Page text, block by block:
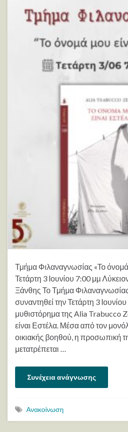
Τμήμα Φιλαναγνωσίας «Το όνομά
Τετάρτη 3 Ιουνίου 7:00 μμ
Ξάνθης Το Τμήμα
συναντηθεί την Τετάρτη 3
μυθιστόρημα της Alia Trabucco
είναι Εστέλα. Μέσα από τον
οικιακής βοηθού, η προσωπική
μετατρέπεται …
Συνέχεια ανάγνωσης
Ανακοίνωση